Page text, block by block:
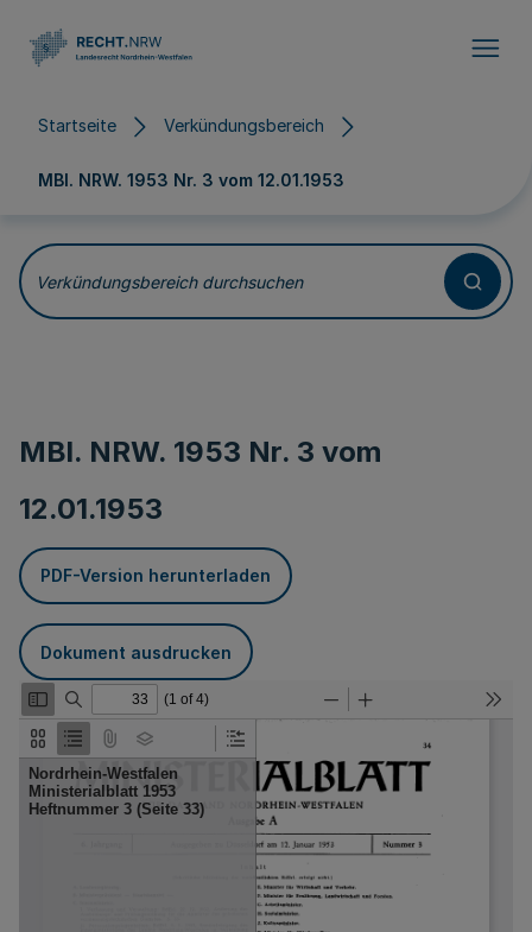
Startseite Verkündungsbereich
MBl. NRW. 1953 Nr. 3 vom 12.01.1953
Verkündungsbereich durchsuchen
MBl. NRW. 1953 Nr. 3 vom
12.01.1953
PDF-Version herunterladen
Dokument ausdrucken